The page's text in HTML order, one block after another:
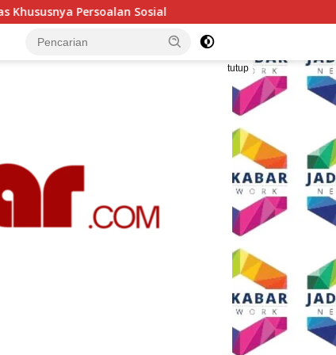
Polresta Malang Kota Gelar Makan Bersama dan
tutup